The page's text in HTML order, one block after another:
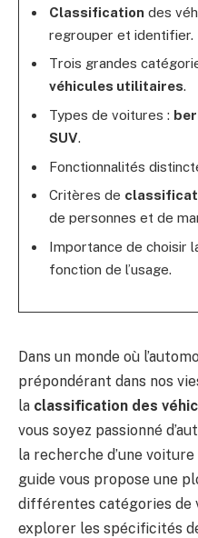
Classificationdes
regrouper et identifier.
Trois grandes
véhicules utilitaires.
Types de voitures :
SUV.
Fonctionnalités
Critères de
de personnes et de
Importance de choisir
fonction de l’usage.
Dans un monde où
prépondérant dans nos
la classification des
vous soyez passionné
la recherche d’une
guide vous propose une
différentes catégories de
explorer les spécificités